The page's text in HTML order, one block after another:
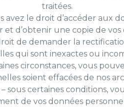
traitées.
avez le droit d’accéder aux
d’obtenir une copie de
de demander la
qui sont inexactes ou
circonstances, vous
soient effacées de nos
sous certaines conditions,
de vos données